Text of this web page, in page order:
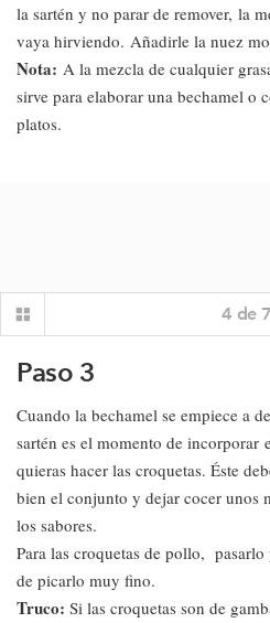
la sartén y no parar de remover, la
vaya hirviendo. Añadirle la nuez
Nota: A la mezcla de cualquier
sirve para elaborar una bechamel o
platos.
4 de 7
Paso 3
Cuando la bechamel se empiece a
sartén es el momento de incorporar
quieras hacer las croquetas. Éste
bien el conjunto y dejar cocer unos
los sabores.
Para las croquetas de pollo,
de picarlo muy fino.
Truco: Si las croquetas son de